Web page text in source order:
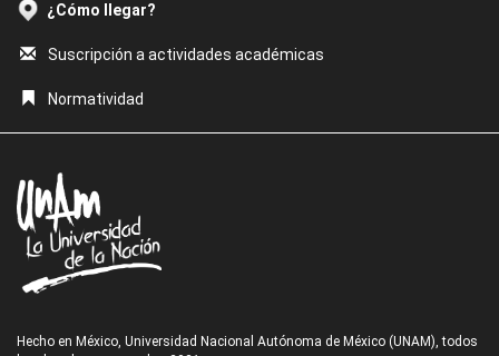
¿Cómo llegar?
Suscripción a actividades académicas
Normatividad
Hecho en México, Universidad Nacional Autónoma de México (UNAM), todos